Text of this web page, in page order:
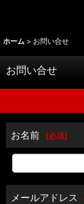
ホーム > お問い合せ
お問い合せ
お名前 [必須]
メールアドレス